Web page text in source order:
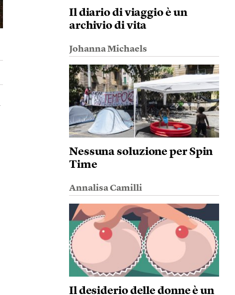
Il diario di viaggio è un
archivio di vita
Johanna Michaels
Nessuna soluzione per Spin
Time
Annalisa Camilli
Il desiderio delle donne è un